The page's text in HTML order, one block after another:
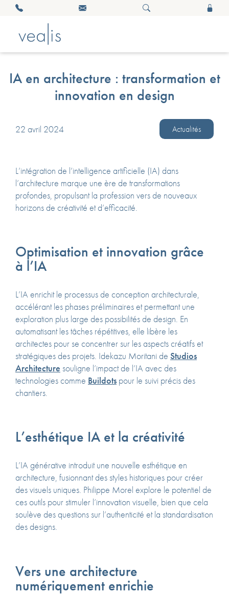
IA en architecture : transformation et
innovation en design
22 avril 2024 Actualités
L’intégration de l’intelligence artificielle (IA) dans
l’architecture marque une ère de transformations
profondes, propulsant la profession vers de nouveaux
horizons de créativité et d’efficacité.
Optimisation et innovation grâce
à l’IA
L’IA enrichit le processus de conception architecturale,
accélérant les phases préliminaires et permettant une
exploration plus large des possibilités de design. En
automatisant les tâches répétitives, elle libère les
architectes pour se concentrer sur les aspects créatifs et
stratégiques des projets. Idekazu Moritani de Studios
Architecture souligne l’impact de l’IA avec des
technologies comme Buildots pour le suivi précis des
chantiers.
L’esthétique IA et la créativité
L’IA générative introduit une nouvelle esthétique en
architecture, fusionnant des styles historiques pour créer
des visuels uniques. Philippe Morel explore le potentiel de
ces outils pour stimuler l’innovation visuelle, bien que cela
soulève des questions sur l’authenticité et la standardisation
des designs.
Vers une architecture
numériquement enrichie